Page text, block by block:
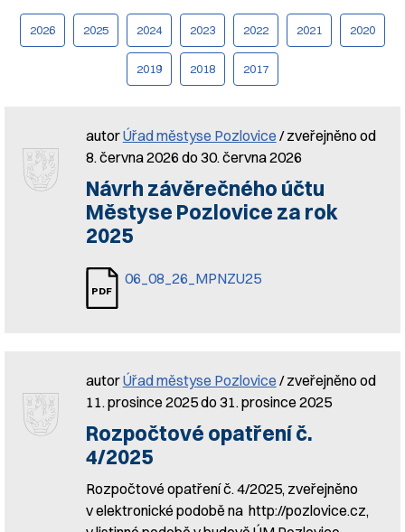
2026 2025 2024 2023 2022 2021 2020
2019 2018 2017
autorÚřad městyse Pozlovice / zveřejněno od
8. června 2026 do 30. června 2026
Návrh závěrečného účtu
Městyse Pozlovice za rok
2025
06_08_26_MPNZU25
autorÚřad městyse Pozlovice / zveřejněno od
11. prosince 2025 do 31. prosince 2025
Rozpočtové opatření č.
4/2025
Rozpočtové opatření č. 4/2025, zveřejněno
v elektronické podobě na http://pozlovice.cz,